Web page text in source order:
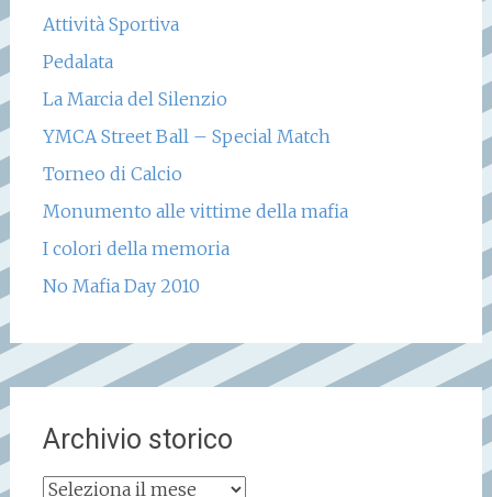
Attività Sportiva
Pedalata
La Marcia del Silenzio
YMCA Street Ball – Special Match
Torneo di Calcio
Monumento alle vittime della mafia
I colori della memoria
No Mafia Day 2010
Archivio storico
Archivio